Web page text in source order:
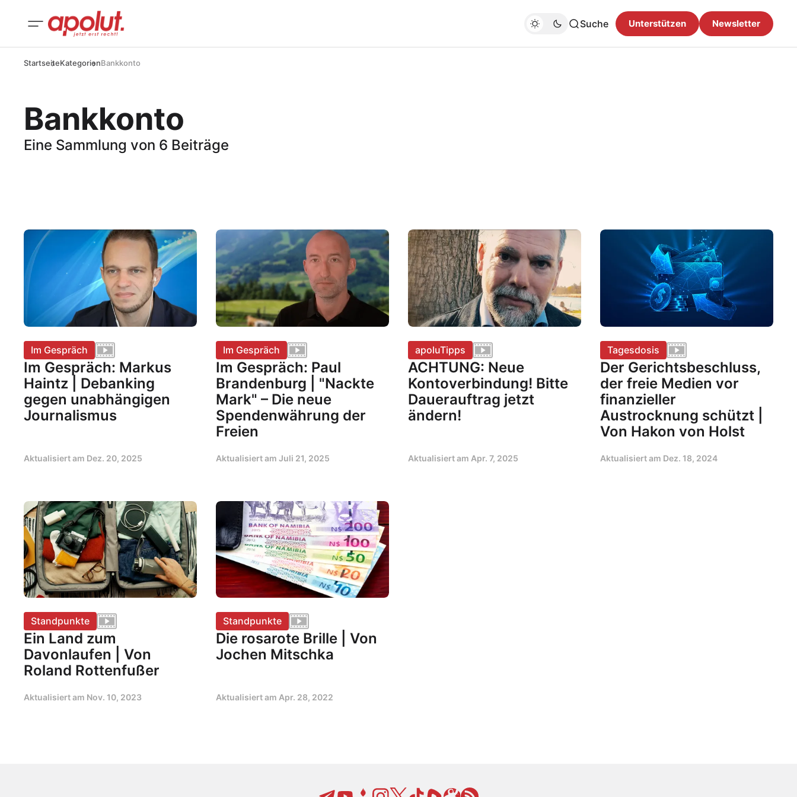
Suche Unterstützen Newsletter
StartseiteKategorienBankkonto
Bankkonto
Eine Sammlung von 6 Beiträge
Im Gespräch
Im Gespräch: Markus
Haintz | Debanking
gegen unabhängigen
Journalismus
Aktualisiert am Dez. 20, 2025
Im Gespräch
Im Gespräch: Paul
Brandenburg | "Nackte
Mark" – Die neue
Spendenwährung der
Freien
Aktualisiert am Juli 21, 2025
apoluTipps
ACHTUNG: Neue
Kontoverbindung! Bitte
Dauerauftrag jetzt
ändern!
Aktualisiert am Apr. 7, 2025
Tagesdosis
Der Gerichtsbeschluss,
der freie Medien vor
finanzieller
Austrocknung schützt |
Von Hakon von Holst
Aktualisiert am Dez. 18, 2024
Standpunkte
Ein Land zum
Davonlaufen | Von
Roland Rottenfußer
Aktualisiert am Nov. 10, 2023
Standpunkte
Die rosarote Brille | Von
Jochen Mitschka
Aktualisiert am Apr. 28, 2022